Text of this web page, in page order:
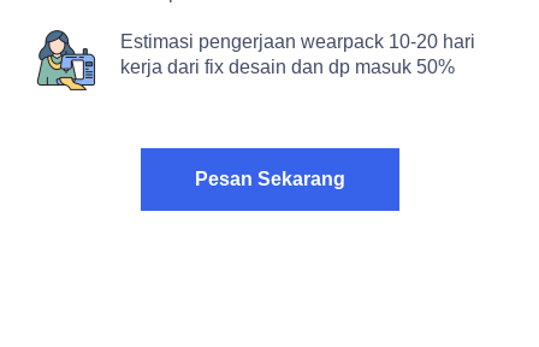
Estimasi pengerjaan wearpack 10-20 hari
kerja dari fix desain dan dp masuk 50%
Pesan Sekarang